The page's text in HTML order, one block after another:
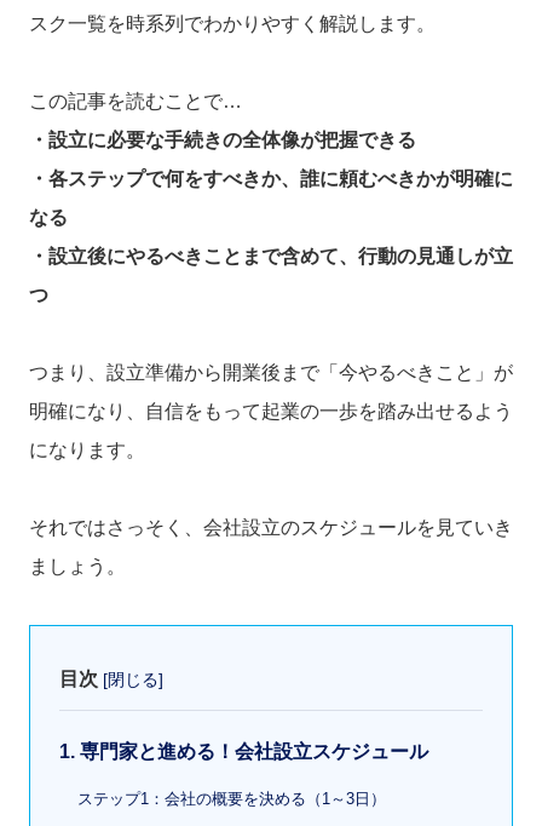
スク一覧を時系列でわかりやすく解説します。
この記事を読むことで…
・設立に必要な手続きの全体像が把握できる
・各ステップで何をすべきか、誰に頼むべきかが明確に
なる
・設立後にやるべきことまで含めて、行動の見通しが立
つ
つまり、設立準備から開業後まで「今やるべきこと」が
明確になり、自信をもって起業の一歩を踏み出せるよう
になります。
それではさっそく、会社設立のスケジュールを見ていき
ましょう。
目次 [閉じる]
1. 専門家と進める！会社設立スケジュール
ステップ1：会社の概要を決める（1～3日）